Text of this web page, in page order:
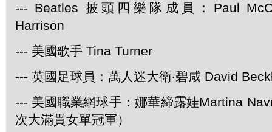
--- Beatles 披頭四樂隊成員：Paul
Harrison
--- 美國歌手 Tina Turner
--- 英國足球員：萬人迷大衛‧碧咸 David
--- 美國職業網球手：娜華締露娃Martina
次大滿貫女單冠軍）